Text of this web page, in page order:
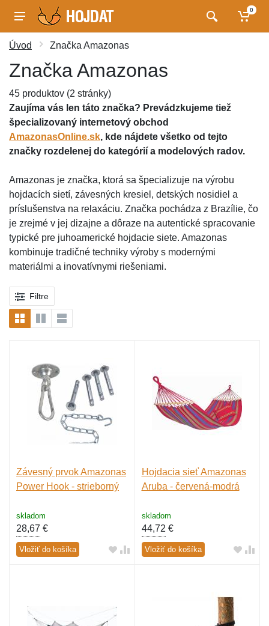
0
Úvod Značka Amazonas
Značka Amazonas
45 produktov (2 stránky)
Zaujíma vás len táto značka? Prevádzkujeme tiež
špecializovaný internetový obchod
AmazonasOnline.sk, kde nájdete všetko od tejto
značky rozdelenej do kategórií a modelových radov.
Amazonas je značka, ktorá sa špecializuje na výrobu
hojdacích sietí, závesných kresiel, detských nosidiel a
príslušenstva na relaxáciu. Značka pochádza z Brazílie, čo
je zrejmé v jej dizajne a dôraze na autentické spracovanie
typické pre juhoamerické hojdacie siete. Amazonas
kombinuje tradičné techniky výroby s modernými
materiálmi a inovatívnymi riešeniami.
Filtre
Závesný prvok Amazonas
Power Hook - strieborný
skladom
28,67 €
Vložiť do košíka
Hojdacia sieť Amazonas
Aruba - červená-modrá
skladom
44,72 €
Vložiť do košíka